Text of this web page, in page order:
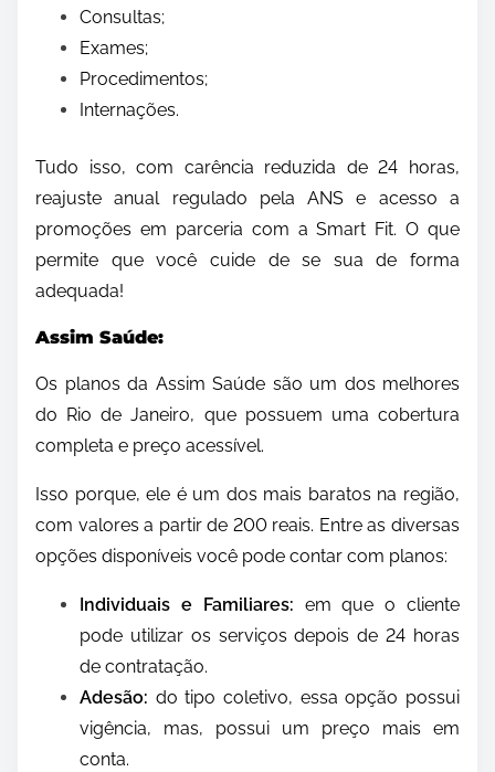
Consultas;
Exames;
Procedimentos;
Internações.
Tudo isso, com carência reduzida de 24 horas,
reajuste anual regulado pela ANS e acesso a
promoções em parceria com a Smart Fit. O que
permite que você cuide de se sua de forma
adequada!
Assim Saúde:
Os planos da Assim Saúde são um dos melhores
do Rio de Janeiro, que possuem uma cobertura
completa e preço acessível.
Isso porque, ele é um dos mais baratos na região,
com valores a partir de 200 reais. Entre as diversas
opções disponíveis você pode contar com planos:
Individuais e Familiares: em que o cliente
pode utilizar os serviços depois de 24 horas
de contratação.
Adesão: do tipo coletivo, essa opção possui
vigência, mas, possui um preço mais em
conta.